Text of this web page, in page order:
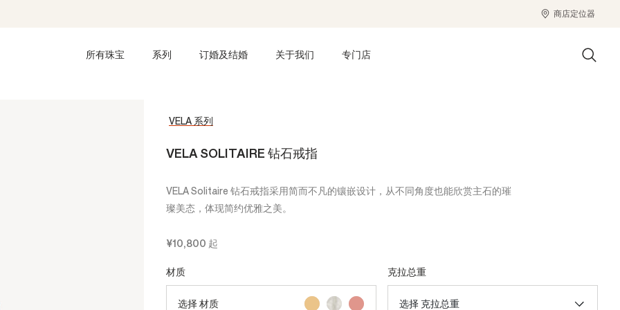
商店定位器
所有珠宝 系列 订婚及结婚 关于我们 专门店
VELA 系列
VELA SOLITAIRE 钻石戒指
VELA Solitaire 钻石戒指采用简而不凡的镶嵌设计，从不同角度也能欣赏主石的璀
璨美态，体现简约优雅之美。
¥10,800 起
材质
选择 材质
克拉总重
选择 克拉总重